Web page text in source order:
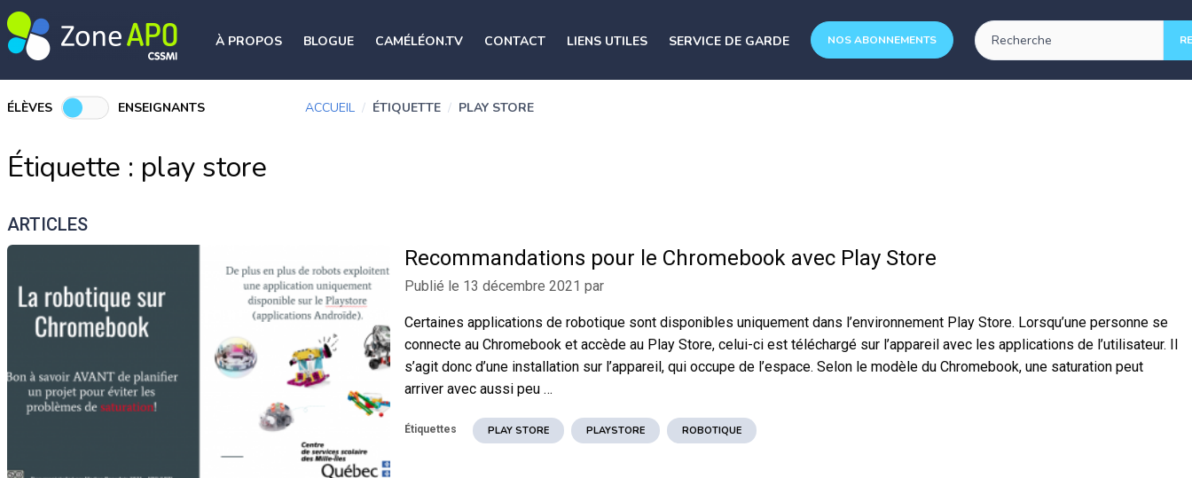
À PROPOS BLOGUE CAMÉLÉON.TV CONTACT LIENS UTILES SERVICE DE GARDE NOS ABONNEMENTS
ÉLÈVES ENSEIGNANTS ACCUEIL / ÉTIQUETTE / PLAY STORE
Étiquette : play store
ARTICLES
Recommandations pour le Chromebook avec Play Store
Publié le 13 décembre 2021 par
Certaines applications de robotique sont disponibles uniquement dans l’environnement Play Store. Lorsqu’une personne se
connecte au Chromebook et accède au Play Store, celui-ci est téléchargé sur l’appareil avec les applications de l’utilisateur. Il
s’agit donc d’une installation sur l’appareil, qui occupe de l’espace. Selon le modèle du Chromebook, une saturation peut
arriver avec aussi peu …
Étiquettes PLAY STORE PLAYSTORE ROBOTIQUE